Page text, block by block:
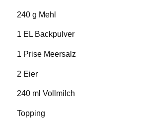
240 g Mehl
1 EL Backpulver
1 Prise Meersalz
2 Eier
240 ml Vollmilch
Topping